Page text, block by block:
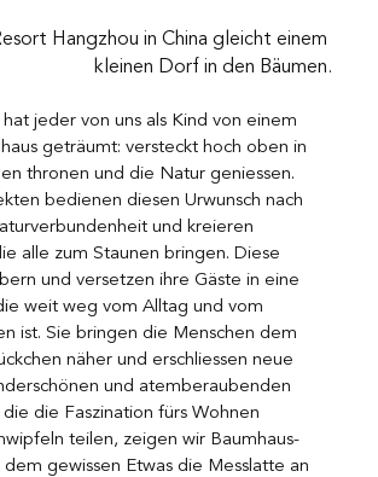
Hangzhou in China gleicht einem
kleinen Dorf in den Bäumen.
hat jeder von uns als Kind von einem
geträumt: versteckt hoch oben in
thronen und die Natur geniessen.
bedienen diesen Urwunsch nach
und kreieren
alle zum Staunen bringen. Diese
und versetzen ihre Gäste in eine
weit weg vom Alltag und vom
ist. Sie bringen die Menschen dem
näher und erschliessen neue
und atemberaubenden
die die Faszination fürs Wohnen
teilen, zeigen wir Baumhaus-
gewissen Etwas die Messlatte an